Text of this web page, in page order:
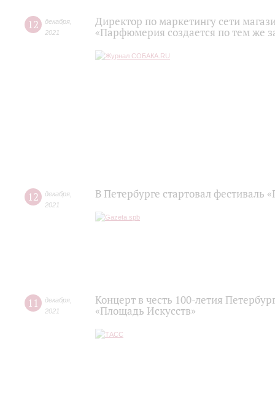
12 декабря
2021
Директор по маркетингу сети
«Парфюмерия создается по тем же
12 декабря
2021
В Петербурге стартовал фестиваль
11 декабря
2021
Концерт в честь 100-летия
«Площадь Искусств»